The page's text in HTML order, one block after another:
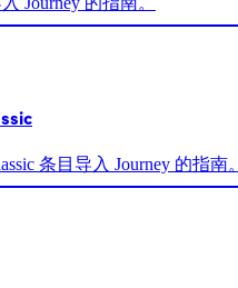
条目导入 Journey 的指南。